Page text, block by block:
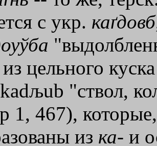
с укр. каґдовб
цельного
"ствол,
1, 467),
из ка- и